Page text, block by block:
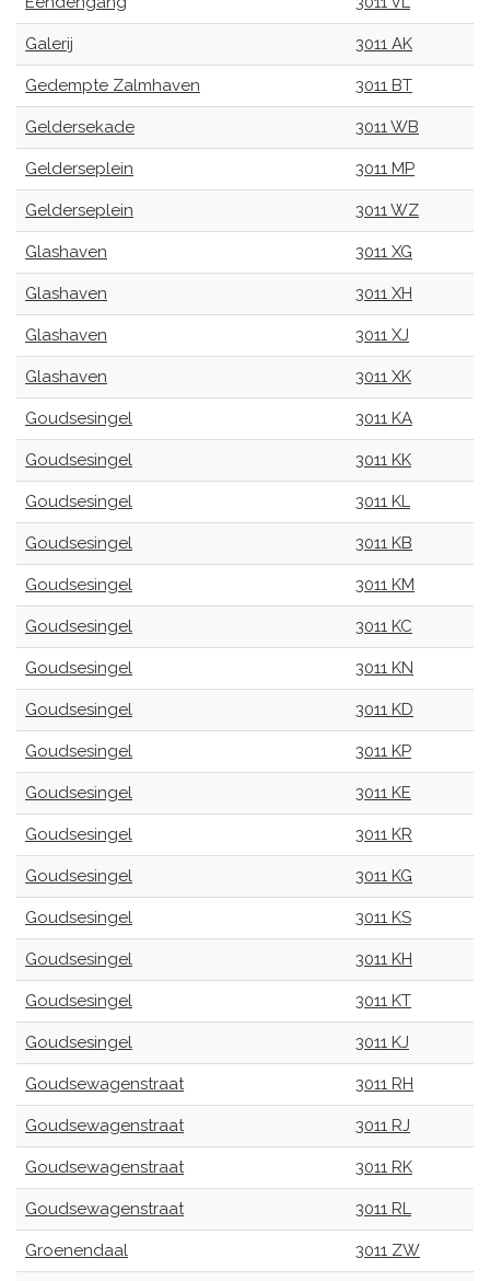
Galerij 3011 AK
Gedempte Zalmhaven 3011 BT
Geldersekade 3011 WB
Gelderseplein 3011 MP
Gelderseplein 3011 WZ
Glashaven 3011 XG
Glashaven 3011 XH
Glashaven 3011 XJ
Glashaven 3011 XK
Goudsesingel 3011 KA
Goudsesingel 3011 KK
Goudsesingel 3011 KL
Goudsesingel 3011 KB
Goudsesingel 3011 KM
Goudsesingel 3011 KC
Goudsesingel 3011 KN
Goudsesingel 3011 KD
Goudsesingel 3011 KP
Goudsesingel 3011 KE
Goudsesingel 3011 KR
Goudsesingel 3011 KG
Goudsesingel 3011 KS
Goudsesingel 3011 KH
Goudsesingel 3011 KT
Goudsesingel 3011 KJ
Goudsewagenstraat 3011 RH
Goudsewagenstraat 3011 RJ
Goudsewagenstraat 3011 RK
Goudsewagenstraat 3011 RL
Groenendaal 3011 ZW